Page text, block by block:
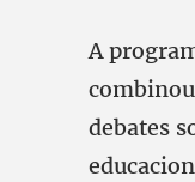
A
debates